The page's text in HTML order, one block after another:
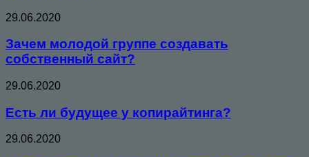
29.06.2020
Зачем молодой группе создавать
собственный сайт?
29.06.2020
Есть ли будущее у копирайтинга?
29.06.2020